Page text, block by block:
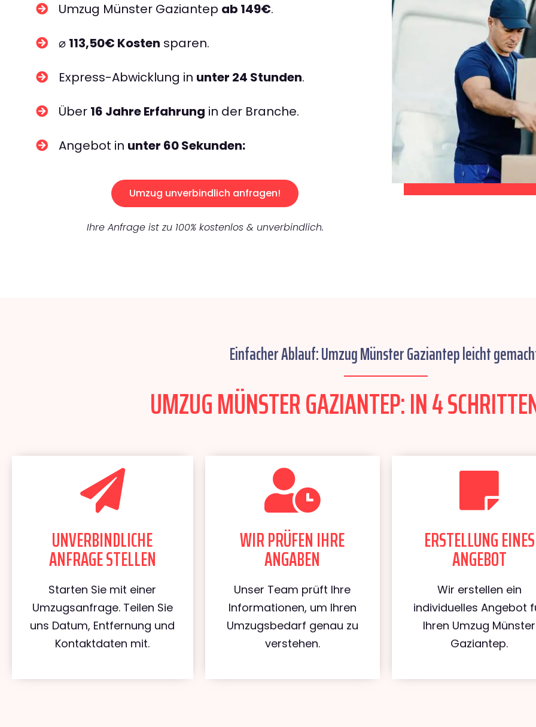
Umzug Münster Gaziantep ab 149€.
⌀ 113,50€ Kosten sparen.
Express-Abwicklung in unter 24 Stunden.
Über 16 Jahre Erfahrung in der Branche.
Angebot in unter 60 Sekunden:
Umzug unverbindlich anfragen!
Ihre Anfrage ist zu 100% kostenlos & unverbindlich.
Einfacher Ablauf: Umzug Münster Gaziantep leicht
UMZUG MÜNSTER GAZIANTEP: IN 4
UNVERBINDLICHE
ANFRAGE STELLEN
Starten Sie mit einer
Umzugsanfrage. Teilen Sie
uns Datum, Entfernung und
Kontaktdaten mit.
WIR PRÜFEN IHRE
ANGABEN
Unser Team prüft Ihre
Informationen, um Ihren
Umzugsbedarf genau zu
verstehen.
ERSTELLUNG EINES
ANGEBOT
Wir erstellen ein
individuelles Angebot
Ihren Umzug Münster
Gaziantep.